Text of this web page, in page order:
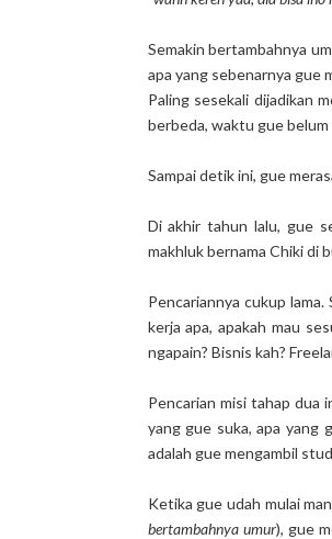
Semakin bertambahnya
apa yang sebenarnya gue
Paling sesekali dijadikan
berbeda, waktu gue belum
Sampai detik ini, gue
Di akhir tahun lalu, gue
makhluk bernama Chiki di
Pencariannya cukup
kerja apa, apakah mau
ngapain? Bisnis kah?
Pencarian misi tahap dua
yang gue suka, apa yang
adalah gue mengambil
Ketika gue udah mulai
bertambahnya umur), gue